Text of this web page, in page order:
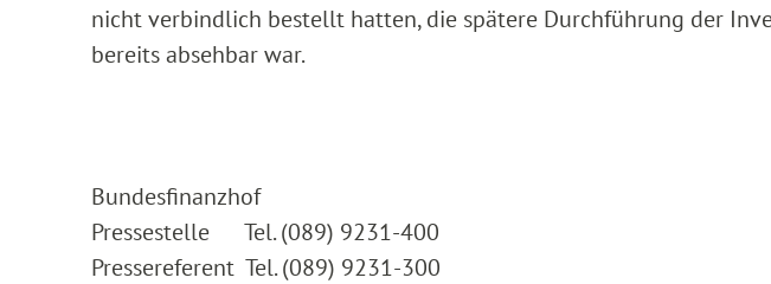
nicht verbindlich bestellt hatten, die spätere Durchführung der
bereits absehbar war.
Bundesfinanzhof
Pressestelle Tel. (089) 9231-400
Pressereferent Tel. (089) 9231-300